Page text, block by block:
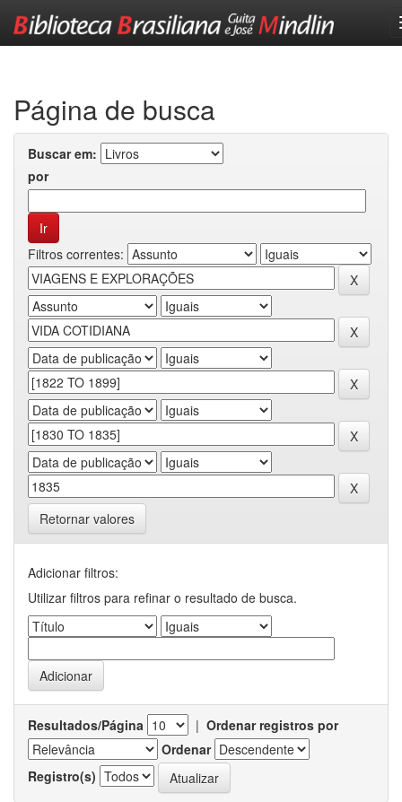
Página de busca
Buscar em:
por
Filtros correntes:
Retornar valores
Adicionar filtros:
Utilizar filtros para refinar o resultado de busca.
Resultados/Página | Ordenar registros por
Ordenar
Registro(s)